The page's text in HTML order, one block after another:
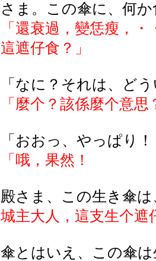
さま。この傘に、何
「還衰過，變恁瘦，
這遮仔食？」
「なに？それは、ど
「麼个？該係麼个意思
「おおっ、やっぱり！
「哦，果然！
殿さま、この生き傘
城主大人，這支生个遮
傘とはいえ、この傘